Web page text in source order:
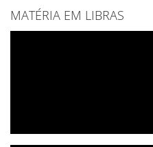
MATÉRIA EM LIBRAS